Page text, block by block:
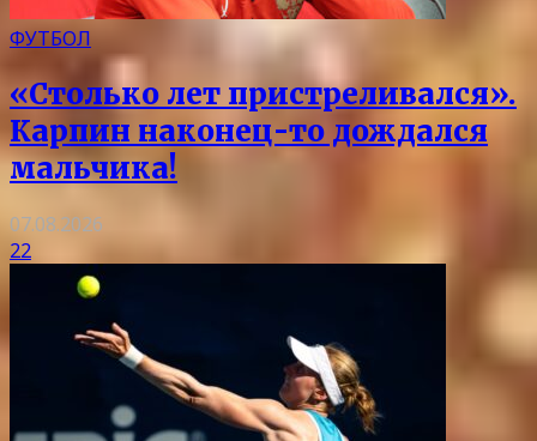
ФУТБОЛ
«Столько лет пристреливался».
Карпин наконец-то дождался
мальчика!
07.08.2026
22